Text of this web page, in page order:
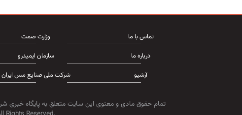
تماس با ما
درباره ما
آرشیو
وزارت صمت
سازمان ایمیدرو
شرکت ملی صنایع مس ایران
تمام حقوق مادی و معنوی این سایت متعلق به پایگاه خبری